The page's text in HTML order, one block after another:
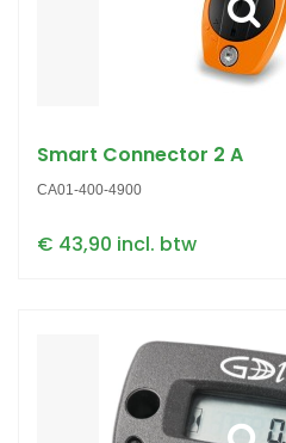
Smart Connector 2 A
CA01-400-4900
€ 43,90 incl. btw